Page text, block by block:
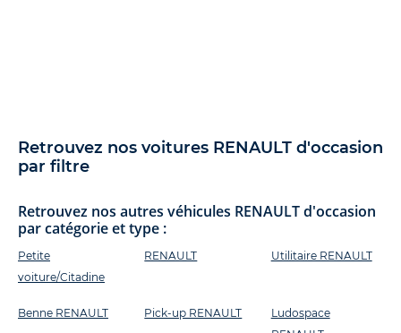
Retrouvez nos voitures RENAULT d'occasion
par filtre
Retrouvez nos autres véhicules RENAULT d'occasion
par catégorie et type :
Petite
voiture/Citadine
RENAULT Utilitaire RENAULT
Benne RENAULT Pick-up RENAULT
Ludospace